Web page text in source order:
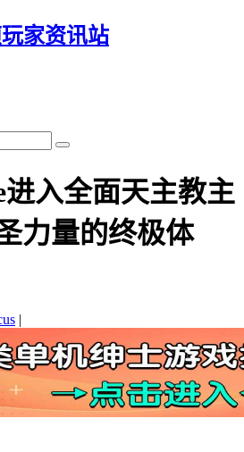
家资讯站
进入全面天主教主
力量的终极体
|